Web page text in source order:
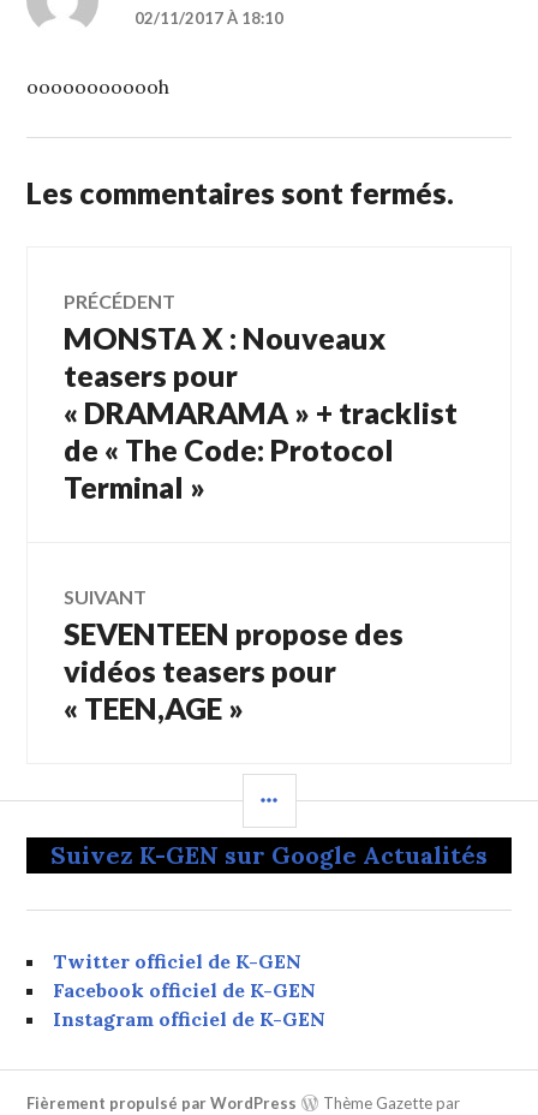
02/11/2017 À 18:10
oooooooooooh
Les commentaires sont fermés.
Navigation
de
l’article
PRÉCÉDENT
Article
précédent :
MONSTA X : Nouveaux
teasers pour
« DRAMARAMA » + tracklist
de « The Code: Protocol
Terminal »
SUIVANT
Article
Suivant:
SEVENTEEN propose des
vidéos teasers pour
« TEEN,AGE »
LATÉRALE
Suivez K-GEN sur Google Actualités
Twitter officiel de K-GEN
Facebook officiel de K-GEN
Instagram officiel de K-GEN
Fièrement propulsé par WordPress Thème Gazette par